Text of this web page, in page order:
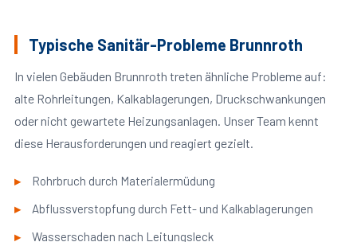
Typische Sanitär-Probleme Brunnroth
In vielen Gebäuden Brunnroth treten ähnliche Probleme auf:
alte Rohrleitungen, Kalkablagerungen, Druckschwankungen
oder nicht gewartete Heizungsanlagen. Unser Team kennt
diese Herausforderungen und reagiert gezielt.
Rohrbruch durch Materialermüdung
Abflussverstopfung durch Fett- und Kalkablagerungen
Wasserschaden nach Leitungsleck